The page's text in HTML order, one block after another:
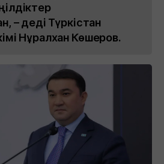
– деді Түркістан
Нұралхан Көшеров.